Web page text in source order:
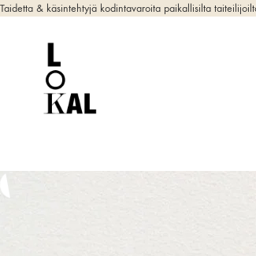
Taidetta & käsintehtyjä kodintavaroita paikallisilta